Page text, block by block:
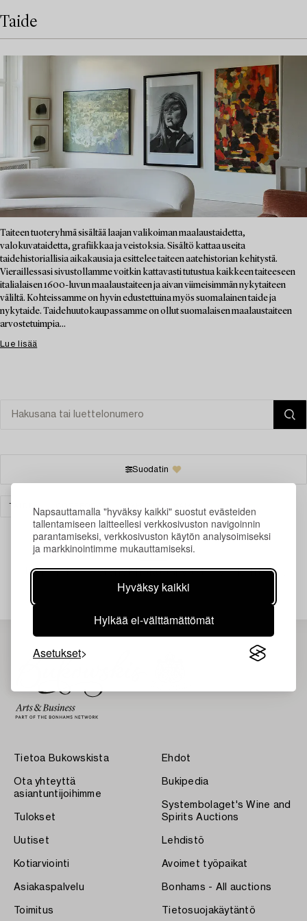
Napsauttamalla "hyväksy kaikki" suostut evästeiden
tallentamiseen laitteellesi verkkosivuston navigoinnin
parantamiseksi, verkkosivuston käytön analysoimiseksi
ja markkinointimme mukauttamiseksi.
Hyväksy kaikki
Hylkää ei-välttämättömät
Asetukset
Taide
Taiteen tuoteryhmä sisältää laajan valikoiman maalaustaidetta,
valokuvataidetta, grafiikkaa ja veistoksia. Sisältö kattaa useita
taidehistoriallisia aikakausia ja esittelee taiteen aatehistorian kehitystä.
Vieraillessasi sivustollamme voitkin kattavasti tutustua kaikkeen taiteeseen
italialaisen 1600-luvun maalaustaiteen ja aivan viimeisimmän nykytaiteen
väliltä. Kohteissamme on hyvin edustettuina myös suomalainen taide ja
nykytaide. Taidehuutokaupassamme on ollut suomalaisen maalaustaiteen
arvostetuimpia...
Lue lisää
Suodatin
Juuri nyt ei löytynyt hakuasi vastaavia kohteita.
Tietoa Bukowskista
Ota yhteyttä
asiantuntijoihimme
Tulokset
Uutiset
Kotiarviointi
Asiakaspalvelu
Toimitus
Ehdot
Bukipedia
Systembolaget's Wine and
Spirits Auctions
Lehdistö
Avoimet työpaikat
Bonhams - All auctions
Tietosuojakäytäntö